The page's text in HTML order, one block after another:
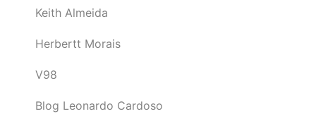
Keith Almeida
Herbertt Morais
V98
Blog Leonardo Cardoso